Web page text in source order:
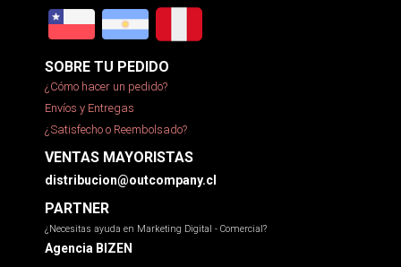
SOBRE TU PEDIDO
¿Cómo hacer un pedido?
Envíos y Entregas
¿Satisfecho o Reembolsado?
VENTAS MAYORISTAS
distribucion@outcompany.cl
PARTNER
¿Necesitas ayuda en Marketing Digital - Comercial?
Agencia BIZEN